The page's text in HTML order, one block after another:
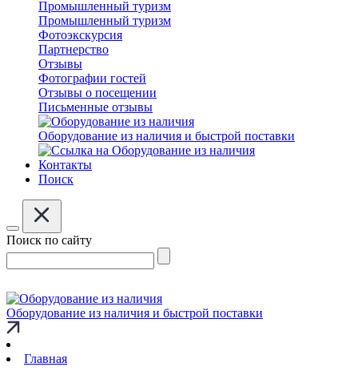
Промышленный туризм
Промышленный туризм
Фотоэкскурсия
Партнерство
Отзывы
Фотографии гостей
Отзывы о посещении
Письменные отзывы
Оборудование из наличия и быстрой поставки
Контакты
Поиск
Поиск по сайту
Оборудование из наличия и быстрой поставки
Главная